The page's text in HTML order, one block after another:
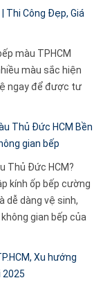
| Thi Công Đẹp, Giá
màu TPHCM
màu sắc hiện
ngay để được tư
Thủ Đức HCM Bền
gian bếp
Thủ Đức HCM?
kính ốp bếp cường
dễ dàng vệ sinh,
gian bếp của
Xu hướng
2025